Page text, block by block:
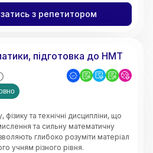
з репетитором
підготовка до НМТ
та технічні дисципліни, що
та сильну математичну
глибоко розуміти матеріал
учням різного рівня.